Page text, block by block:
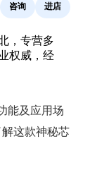
咨询 进店
，专营多
权威，经
能及应用场
这款神秘芯